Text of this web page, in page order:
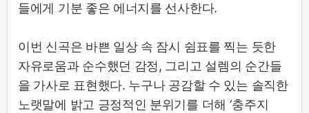
들에게 기분 좋은 에너지를 선사한다.
이번 신곡은 바쁜 일상 속 잠시 쉼표를 찍는 듯한
자유로움과 순수했던 감정, 그리고 설렘의 순간들
을 가사로 표현했다. 누구나 공감할 수 있는 솔직한
노랫말에 밝고 긍정적인 분위기를 더해 ‘충주지